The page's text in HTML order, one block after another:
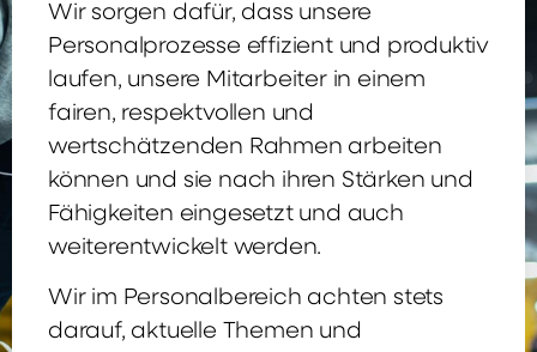
Wir sorgen dafür, dass unsere
Personalprozesse effizient und produktiv
laufen, unsere Mitarbeiter in einem
fairen, respektvollen und
wertschätzenden Rahmen arbeiten
können und sie nach ihren Stärken und
Fähigkeiten eingesetzt und auch
weiterentwickelt werden.
Wir im Personalbereich achten stets
darauf, aktuelle Themen und